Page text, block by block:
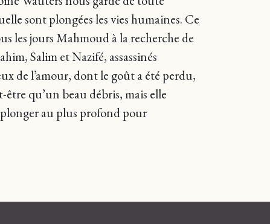
sont plongées les vies humaines. Ce
les jours Mahmoud à la recherche de
Salim et Nazifé, assassinés
de l’amour, dont le goût a été perdu,
qu’un beau débris, mais elle
plonger au plus profond pour